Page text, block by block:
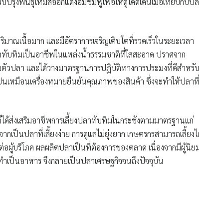
เนื้อมาก และมีอัตราการเจริญเติบโตที่รวดเร็วในระยะเวลา
ทับทิมเป็นอาชีพในแหล่งน้ำธรรมชาติที่ใสสะอาด ปราศจาก
วปลา และได้วางมาตรฐานการปฏิบัติทางการประมงที่ดีสำหรับ
นเหมือนเครื่องหมายยืนยันคุณภาพของสินค้า ซึ่งจะทำให้ปลาที่
งเสริมอาชีพการเลี้ยงปลาทับทิมในกระชังตามมาตรฐานแก่
เป็นปลาที่เลี้ยงง่าย การดูแลไม่ยุ่งยาก เกษตรกรสามารถเลี้ยง
บริโภค ผลผลิตปลาเป็นที่ต้องการของตลาด เนื่องจากมีผู้นิย
ป็นอาหาร จึงกลายเป็นปลาเศรษฐกิจจนถึงปัจจุบัน